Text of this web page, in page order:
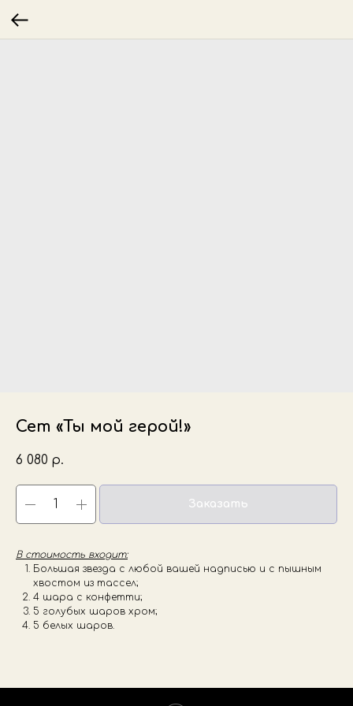
Сет «Ты мой герой!»
6 080 р.
Заказать
В стоимость входит:
Большая звезда с любой вашей надписью и с пышным
хвостом из тассел;
4 шара с конфетти;
5 голубых шаров хром;
5 белых шаров.